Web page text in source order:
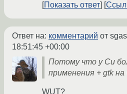
Показать ответ
Ответ на: комментарий от
18:51:45 +00:00
Потому что у Си
применения + gtk на
WUT?